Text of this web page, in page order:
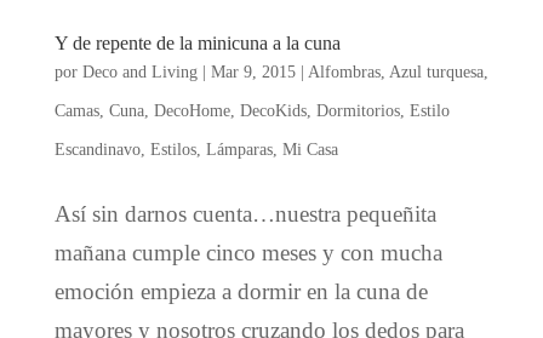
Y de repente de la minicuna a la cuna
por Deco and Living| Mar 9, 2015| Alfombras, Azul turquesa,
Camas, Cuna, DecoHome, DecoKids, Dormitorios, Estilo
Escandinavo, Estilos, Lámparas, Mi Casa
Así sin darnos cuenta…nuestra pequeñita
mañana cumple cinco meses y con mucha
emoción empieza a dormir en la cuna de
mayores y nosotros cruzando los dedos para